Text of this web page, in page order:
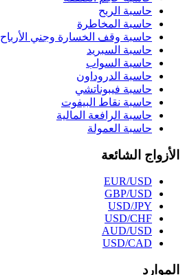
حاسبة الربح
حاسبة المخاطرة
حاسبة وقف الخسارة وجني الأرباح
حاسبة السبريد
حاسبة السواب
حاسبة الدروداون
حاسبة فيبوناتشي
حاسبة نقاط البيفوت
حاسبة الرافعة المالية
حاسبة العمولة
الأزواج الشائعة
EUR/USD
GBP/USD
USD/JPY
USD/CHF
AUD/USD
USD/CAD
الموارد